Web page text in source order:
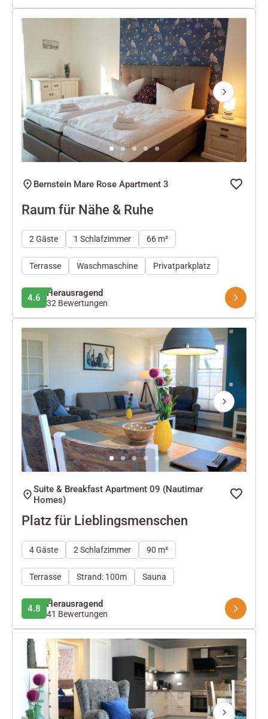
Next
Bernstein Mare Rose Apartment 3
Raum für Nähe & Ruhe
2 Gäste 1 Schlafzimmer 66 m²
Terrasse Waschmaschine Privatparkplatz
4.6 Herausragend
32 Bewertungen
Next
Suite & Breakfast Apartment 09 (Nautimar
Homes)
Platz für Lieblingsmenschen
4 Gäste 2 Schlafzimmer 90 m²
Terrasse Strand: 100m Sauna
4.8 Herausragend
41 Bewertungen